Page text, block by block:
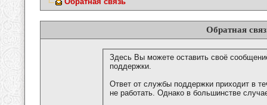
Обратная
Здесь Вы можете оставить своё
поддержки.
Ответ от службы поддержки приходит в
не работать. Однако в большинстве